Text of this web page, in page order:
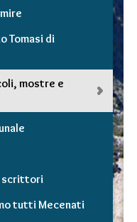
Tomasi di
mostre e
scrittori
tutti Mecenati